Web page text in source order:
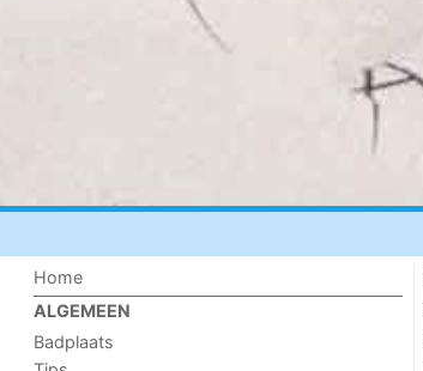
Home
ALGEMEEN
Badplaats